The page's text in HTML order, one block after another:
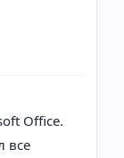
Office.
все